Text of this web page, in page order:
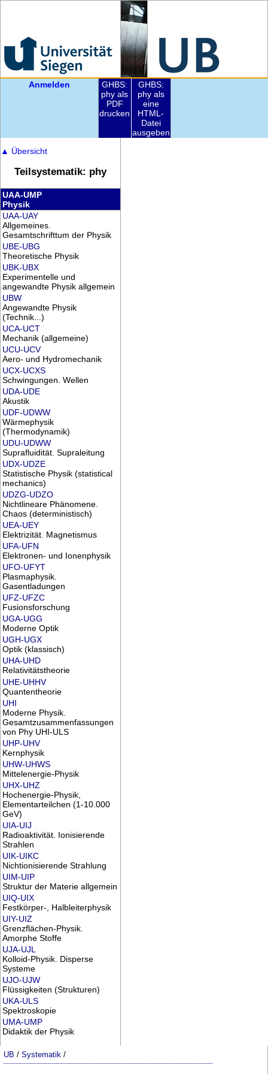
Anmelden
GHBS:
phy als
PDF
drucken
GHBS:
phy als
eine
HTML-
Datei
ausgeben
▲ Übersicht
Teilsystematik: phy
UAA-UMP
Physik
UAA-UAY
Allgemeines.
Gesamtschrifttum der Physik
UBE-UBG
Theoretische Physik
UBK-UBX
Experimentelle und
angewandte Physik allgemein
UBW
Angewandte Physik
(Technik...)
UCA-UCT
Mechanik (allgemeine)
UCU-UCV
Aero- und Hydromechanik
UCX-UCXS
Schwingungen. Wellen
UDA-UDE
Akustik
UDF-UDWW
Wärmephysik
(Thermodynamik)
UDU-UDWW
Suprafluidität. Supraleitung
UDX-UDZE
Statistische Physik (statistical
mechanics)
UDZG-UDZO
Nichtlineare Phänomene.
Chaos (deterministisch)
UEA-UEY
Elektrizität. Magnetismus
UFA-UFN
Elektronen- und Ionenphysik
UFO-UFYT
Plasmaphysik.
Gasentladungen
UFZ-UFZC
Fusionsforschung
UGA-UGG
Moderne Optik
UGH-UGX
Optik (klassisch)
UHA-UHD
Relativitätstheorie
UHE-UHHV
Quantentheorie
UHI
Moderne Physik.
Gesamtzusammenfassungen
von Phy UHI-ULS
UHP-UHV
Kernphysik
UHW-UHWS
Mittelenergie-Physik
UHX-UHZ
Hochenergie-Physik,
Elementarteilchen (1-10.000
GeV)
UIA-UIJ
Radioaktivität. Ionisierende
Strahlen
UIK-UIKC
Nichtionisierende Strahlung
UIM-UIP
Struktur der Materie allgemein
UIQ-UIX
Festkörper-, Halbleiterphysik
UIY-UIZ
Grenzflächen-Physik.
Amorphe Stoffe
UJA-UJL
Kolloid-Physik. Disperse
Systeme
UJO-UJW
Flüssigkeiten (Strukturen)
UKA-ULS
Spektroskopie
UMA-UMP
Didaktik der Physik
UB /Systematik /